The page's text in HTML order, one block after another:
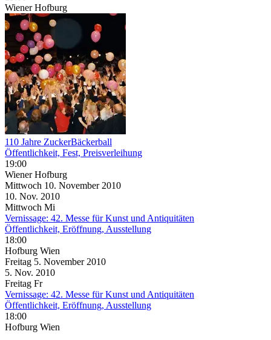
Wiener Hofburg
110 Jahre ZuckerBäckerball
Öffentlichkeit, Fest, Preisverleihung
19:00
Wiener Hofburg
Mittwoch 10. November 2010
10. Nov. 2010
Mittwoch Mi
Vernissage: 42. Messe für Kunst und Antiquitäten
Öffentlichkeit, Eröffnung, Ausstellung
18:00
Hofburg Wien
Freitag 5. November 2010
5. Nov. 2010
Freitag Fr
Vernissage: 42. Messe für Kunst und Antiquitäten
Öffentlichkeit, Eröffnung, Ausstellung
18:00
Hofburg Wien